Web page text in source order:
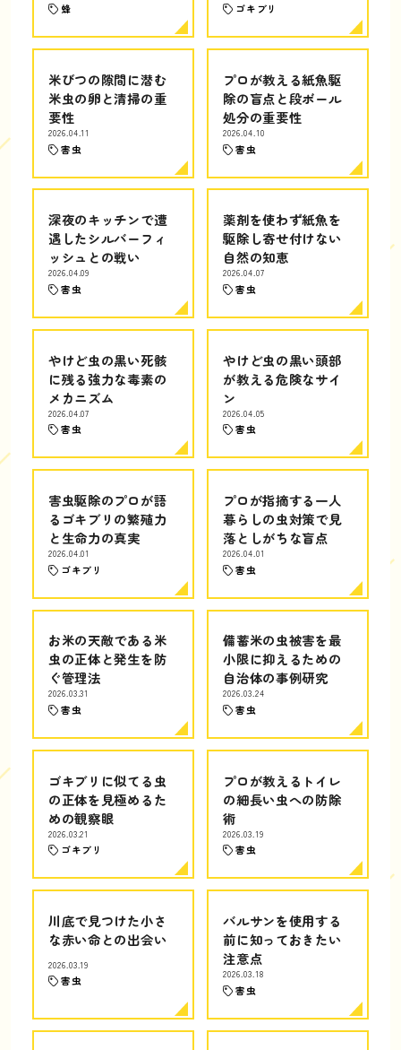
蜂 ゴキブリ
米びつの隙間に潜む
米虫の卵と清掃の重
要性
2026.04.11
害虫
プロが教える紙魚駆
除の盲点と段ボール
処分の重要性
2026.04.10
害虫
深夜のキッチンで遭
遇したシルバーフィ
ッシュとの戦い
2026.04.09
害虫
薬剤を使わず紙魚を
駆除し寄せ付けない
自然の知恵
2026.04.07
害虫
やけど虫の黒い死骸
に残る強力な毒素の
メカニズム
2026.04.07
害虫
やけど虫の黒い頭部
が教える危険なサイ
ン
2026.04.05
害虫
害虫駆除のプロが語
るゴキブリの繁殖力
と生命力の真実
2026.04.01
ゴキブリ
プロが指摘する一人
暮らしの虫対策で見
落としがちな盲点
2026.04.01
害虫
お米の天敵である米
虫の正体と発生を防
ぐ管理法
2026.03.31
害虫
備蓄米の虫被害を最
小限に抑えるための
自治体の事例研究
2026.03.24
害虫
ゴキブリに似てる虫
の正体を見極めるた
めの観察眼
2026.03.21
ゴキブリ
プロが教えるトイレ
の細長い虫への防除
術
2026.03.19
害虫
川底で見つけた小さ
な赤い命との出会い
2026.03.19
害虫
バルサンを使用する
前に知っておきたい
注意点
2026.03.18
害虫